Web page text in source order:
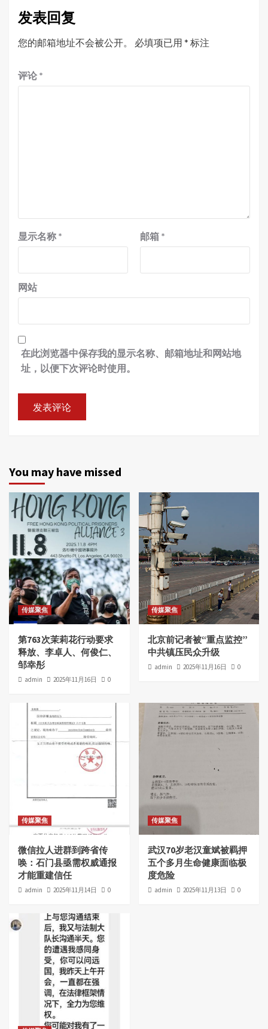
发表回复
您的邮箱地址不会被公开。 必填项已用 * 标注
评论 *
显示名称 * 邮箱 *
网站
在此浏览器中保存我的显示名称、邮箱地址和网站地
址，以便下次评论时使用。
You may have missed
传媒聚焦
第763次茉莉花行动要求
释放、李卓人、何俊仁、
邹幸彤
admin 2025年11月16日 0
传媒聚焦
北京前记者被“重点监控”
中共镇压民众升级
admin 2025年11月16日 0
传媒聚焦
微信拉人进群到跨省传
唤：石门县亟需权威通报
才能重建信任
admin 2025年11月14日 0
传媒聚焦
武汉70岁老汉童斌被羁押
五个多月生命健康面临极
度危险
admin 2025年11月13日 0